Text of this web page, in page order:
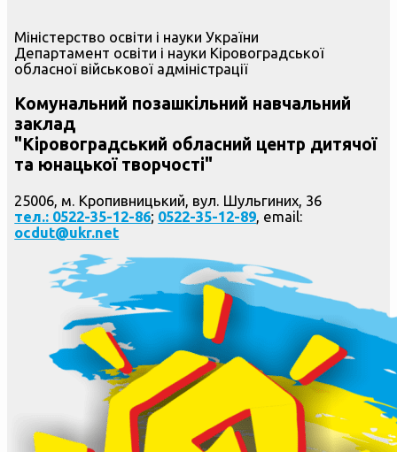
Міністерство освіти і науки України
Департамент освіти і науки Кіровоградської
обласної військової адміністрації
Комунальний позашкільний навчальний
заклад
"Кіровоградський обласний центр дитячої
та юнацької творчості"
25006, м. Кропивницький, вул. Шульгиних, 36
тел.: 0522-35-12-86; 0522-35-12-89, email:
ocdut@ukr.net